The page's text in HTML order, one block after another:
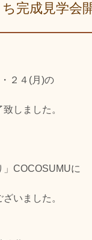
完成見学会
２４(月)の
しました。
」COCOSUMUに
いました。